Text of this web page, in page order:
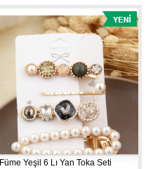
Füme Yeşil 6 Lı Yan Toka Seti